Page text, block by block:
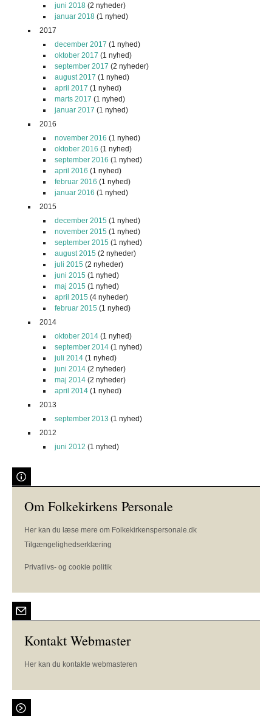
juni 2018 (2 nyheder)
januar 2018 (1 nyhed)
2017
december 2017 (1 nyhed)
oktober 2017 (1 nyhed)
september 2017 (2 nyheder)
august 2017 (1 nyhed)
april 2017 (1 nyhed)
marts 2017 (1 nyhed)
januar 2017 (1 nyhed)
2016
november 2016 (1 nyhed)
oktober 2016 (1 nyhed)
september 2016 (1 nyhed)
april 2016 (1 nyhed)
februar 2016 (1 nyhed)
januar 2016 (1 nyhed)
2015
december 2015 (1 nyhed)
november 2015 (1 nyhed)
september 2015 (1 nyhed)
august 2015 (2 nyheder)
juli 2015 (2 nyheder)
juni 2015 (1 nyhed)
maj 2015 (1 nyhed)
april 2015 (4 nyheder)
februar 2015 (1 nyhed)
2014
oktober 2014 (1 nyhed)
september 2014 (1 nyhed)
juli 2014 (1 nyhed)
juni 2014 (2 nyheder)
maj 2014 (2 nyheder)
april 2014 (1 nyhed)
2013
september 2013 (1 nyhed)
2012
juni 2012 (1 nyhed)
Om Folkekirkens Personale
Her kan du læse mere om Folkekirkenspersonale.dk
Tilgængelighedserklæring
Privatlivs- og cookie politik
Kontakt Webmaster
Her kan du kontakte webmasteren